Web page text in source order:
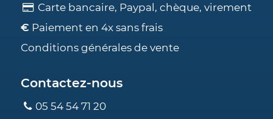
Carte bancaire, Paypal, chèque, virement
€ Paiement en 4x sans frais
Conditions générales de vente
Contactez-nous
05 54 54 71 20